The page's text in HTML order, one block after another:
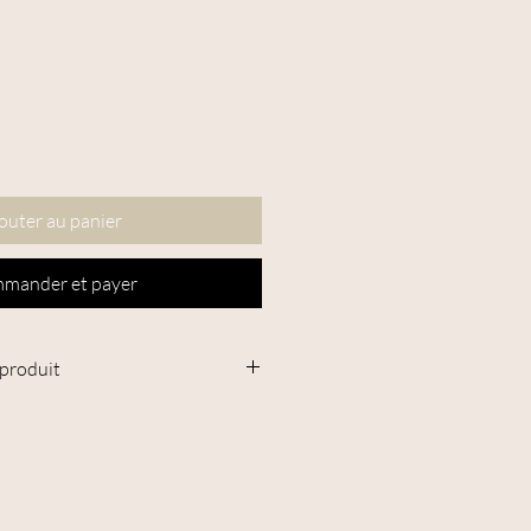
au panier
et payer